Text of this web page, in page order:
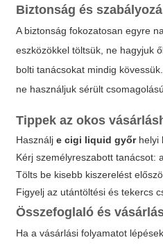
Biztonság és
A biztonság fokozatosan egyre
eszközökkel töltsük, ne hagyjuk
bolti tanácsokat mindig
ne használjuk sérült
Tippek az okos
Használje cigi liquid győrhelyi
Kérj személyreszabott tanácsot:
Tölts be kisebb kiszerelést
Figyelj az utántöltési és tekercs
Összefoglaló és
Ha a vásárlási folyamatot